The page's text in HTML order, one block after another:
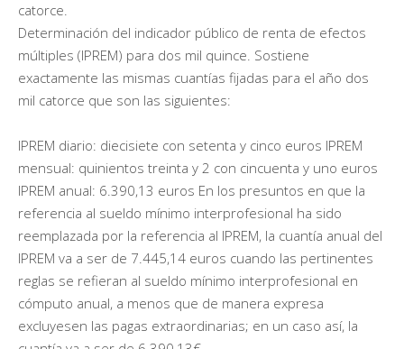
catorce.
Determinación del indicador público de renta de efectos
múltiples (IPREM) para dos mil quince. Sostiene
exactamente las mismas cuantías fijadas para el año dos
mil catorce que son las siguientes:
IPREM diario: diecisiete con setenta y cinco euros IPREM
mensual: quinientos treinta y 2 con cincuenta y uno euros
IPREM anual: 6.390,13 euros En los presuntos en que la
referencia al sueldo mínimo interprofesional ha sido
reemplazada por la referencia al IPREM, la cuantía anual del
IPREM va a ser de 7.445,14 euros cuando las pertinentes
reglas se refieran al sueldo mínimo interprofesional en
cómputo anual, a menos que de manera expresa
excluyesen las pagas extraordinarias; en un caso así, la